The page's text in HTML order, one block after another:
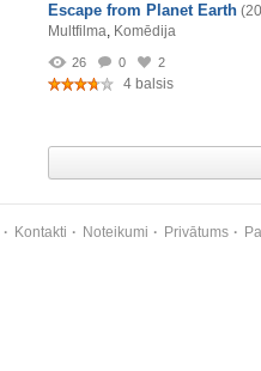
Escape from Planet Earth
Multfilma, Komēdija
26 0 2
4 balsis
Kontakti Noteikumi Privātums